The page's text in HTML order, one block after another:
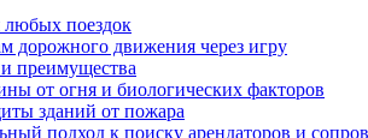
любых поездок
дорожного движения через игру
преимущества
от огня и биологических факторов
зданий от пожара
подход к поиску арендаторов и